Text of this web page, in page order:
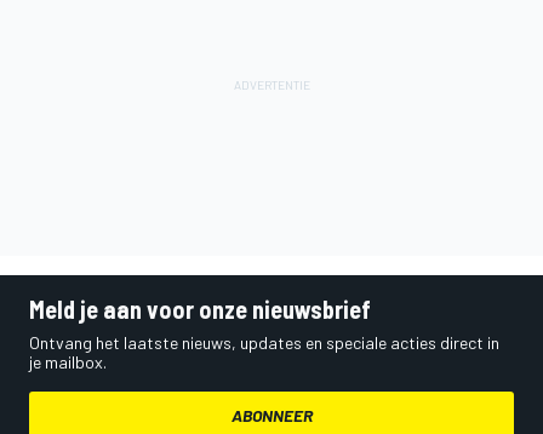
Meld je aan voor onze nieuwsbrief
Ontvang het laatste nieuws, updates en speciale acties direct in
je mailbox.
ABONNEER